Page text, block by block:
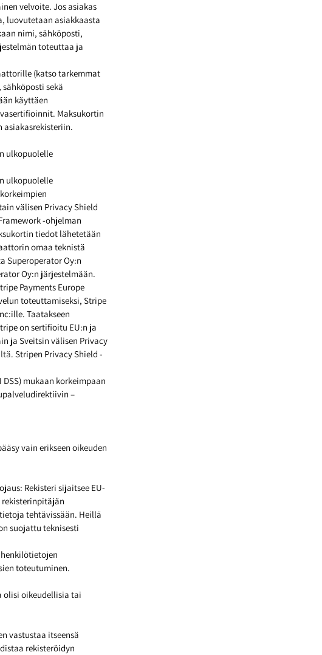
velvoite. Jos asiakas
luovutetaan asiakkaasta
nimi, sähköposti,
toteuttaa ja
(katso tarkemmat
sekä
käyttäen
Maksukortin
asiakasrekisteriin.
ulkopuolelle
ulkopuolelle
välisen Privacy Shield
-ohjelman
tiedot lähetetään
omaa teknistä
Superoperator Oy:n
Oy:n järjestelmään.
Payments Europe
toteuttamiseksi, Stripe
Taatakseen
on sertifioitu EU:n ja
ja Sveitsin välisen Privacy
. Stripen Privacy Shield -
mukaan korkeimpaan
–
vain erikseen oikeuden
Rekisteri sijaitsee EU-
tehtävissään. Heillä
suojattu teknisesti
toteutuminen.
olisi oikeudellisia tai
vastustaa itseensä
rekisteröidyn